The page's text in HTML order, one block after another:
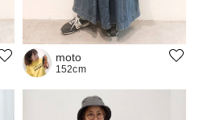
moto
152cm